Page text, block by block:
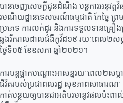
បានចេញសេចក្ដីជូនដំណឹង បន្ដការអនុវត្តវិធ
រមណីយដ្ឋានទេសចរណ៍ធម្មជាតិ កែច្នៃ ព្
ប្រភេទ ការលក់ដូរ និងការទទួលទានគ្រឿង
ឆ្លងរីករាលដាលជំងឺកូវីដ១៩ រយៈពេល២ស
ថ្ងៃទី០៥ ខែឧសភា ឆ្នាំ២០២១។
ការបន្ដផ្អាកបណ្ដោះអាសន្នរយៈពេល២សប្
ជីវិតរបស់ប្រជាពលរដ្ឋ សុខភាពសាធារណ
កាត់បន្ថយឲ្យបានជាអតិបរមានូវផលប៉ះពា